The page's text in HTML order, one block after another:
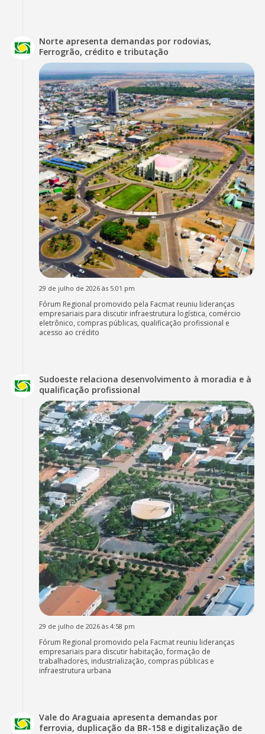
Norte apresenta demandas por rodovias,
Ferrogrão, crédito e tributação
29 de julho de 2026 às 5:01 pm
Fórum Regional promovido pela Facmat reuniu lideranças
empresariais para discutir infraestrutura logística, comércio
eletrônico, compras públicas, qualificação profissional e
acesso ao crédito
Sudoeste relaciona desenvolvimento à moradia e à
qualificação profissional
29 de julho de 2026 às 4:58 pm
Fórum Regional promovido pela Facmat reuniu lideranças
empresariais para discutir habitação, formação de
trabalhadores, industrialização, compras públicas e
infraestrutura urbana
Vale do Araguaia apresenta demandas por
ferrovia, duplicação da BR-158 e digitalização de